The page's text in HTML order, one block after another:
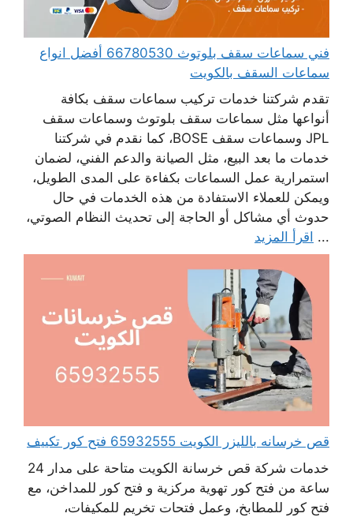
فني سماعات سقف بلوتوث 66780530 أفضل انواع
سماعات السقف بالكويت
تقدم شركتنا خدمات تركيب سماعات سقف بكافة
أنواعها مثل سماعات سقف بلوتوث وسماعات سقف
JPL وسماعات سقف BOSE، كما نقدم في شركتنا
خدمات ما بعد البيع، مثل الصيانة والدعم الفني، لضمان
استمرارية عمل السماعات بكفاءة على المدى الطويل،
ويمكن للعملاء الاستفادة من هذه الخدمات في حال
حدوث أي مشاكل أو الحاجة إلى تحديث النظام الصوتي،
... اقرأ المزيد
قص خرسانه بالليزر الكويت 65932555 فتح كور تكييف
خدمات شركة قص خرسانة الكويت متاحة على مدار 24
ساعة من فتح كور تهوية مركزية و فتح كور للمداخن، مع
فتح كور للمطابخ، وعمل فتحات تخريم للمكيفات،